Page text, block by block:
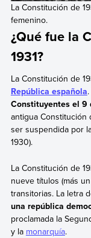
La Constitución de
femenino.
¿Qué fue la
1931?
La Constitución de
República española.
Constituyentes el 9
antigua Constitución
ser suspendida por
1930).
La Constitución de
nueve títulos (más
transitorias. La letra
una república
proclamada la
y la monarquía.